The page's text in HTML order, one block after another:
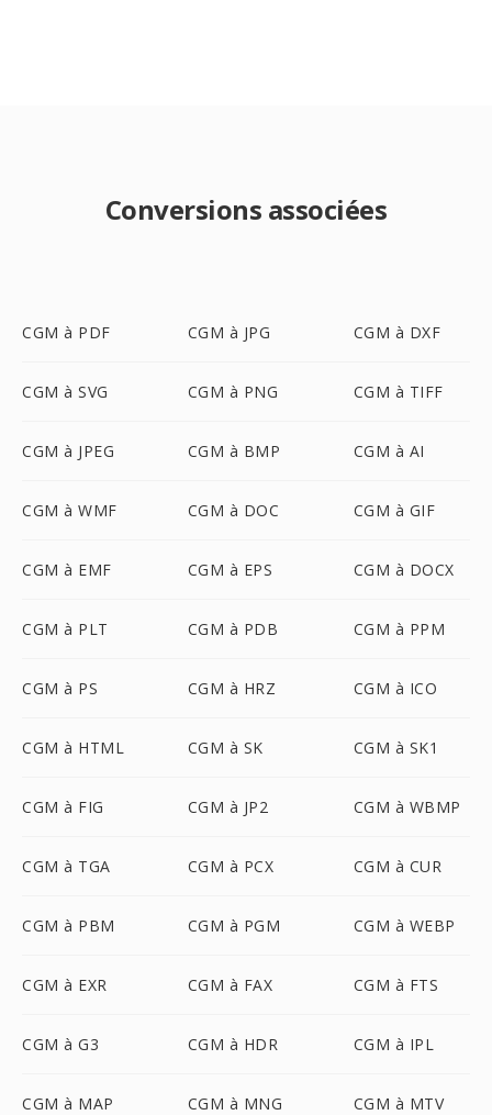
Conversions associées
CGM à PDF CGM à JPG CGM à DXF
CGM à SVG CGM à PNG CGM à TIFF
CGM à JPEG CGM à BMP CGM à AI
CGM à WMF CGM à DOC CGM à GIF
CGM à EMF CGM à EPS CGM à DOCX
CGM à PLT CGM à PDB CGM à PPM
CGM à PS CGM à HRZ CGM à ICO
CGM à HTML CGM à SK CGM à SK1
CGM à FIG CGM à JP2 CGM à WBMP
CGM à TGA CGM à PCX CGM à CUR
CGM à PBM CGM à PGM CGM à WEBP
CGM à EXR CGM à FAX CGM à FTS
CGM à G3 CGM à HDR CGM à IPL
CGM à MAP CGM à MNG CGM à MTV